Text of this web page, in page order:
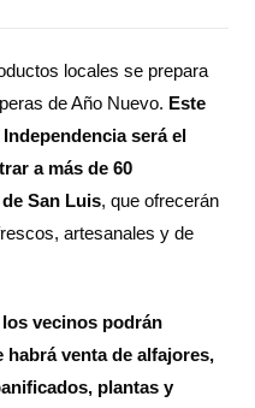
locales se prepara
de Año Nuevo. Este
será el
a más de 60
San Luis, que ofrecerán
artesanales y de
los vecinos podrán
habrá venta de alfajores,
plantas y